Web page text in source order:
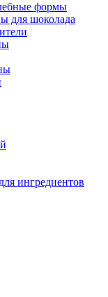
формы
для шоколада
ингредиентов